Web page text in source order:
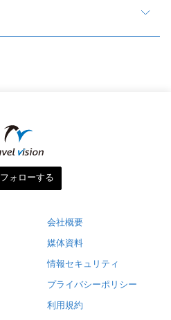
フォローする
会社概要
媒体資料
情報セキュリティ
プライバシーポリシー
利用規約